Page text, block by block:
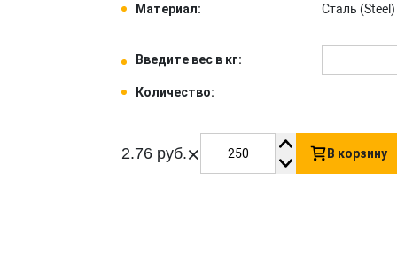
Материал:
Сталь (Steel) .
Введите вес в кг:
Количество:
2.76 руб.× В корзину